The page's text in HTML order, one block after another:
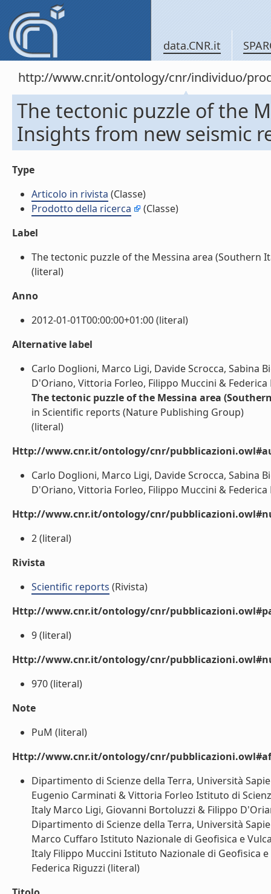
data.CNR.it
http://www.cnr.it/ontology/cnr/individuo/
The tectonic puzzle of the
Insights from new seismic
Type
Articolo in rivista (Classe)
Prodotto della ricerca
(Classe)
Label
The tectonic puzzle of the Messina area (Southern
(literal)
Anno
2012-01-01T00:00:00+01:00 (literal)
Alternative label
Carlo Doglioni, Marco Ligi, Davide Scrocca, Sabina
D'Oriano, Vittoria Forleo, Filippo Muccini & Federica
The tectonic puzzle of the Messina area
in Scientific reports (Nature Publishing Group)
(literal)
Http://www.cnr.it/ontology/cnr/
Carlo Doglioni, Marco Ligi, Davide Scrocca, Sabina
D'Oriano, Vittoria Forleo, Filippo Muccini & Federica
Http://www.cnr.it/ontology/cnr/
2 (literal)
Rivista
Scientific reports (Rivista)
Http://www.cnr.it/ontology/cnr/
9 (literal)
Http://www.cnr.it/ontology/cnr/
970 (literal)
Note
PuM (literal)
Http://www.cnr.it/ontology/cnr/
Dipartimento di Scienze della Terra, Università
Eugenio Carminati & Vittoria Forleo Istituto di
Italy Marco Ligi, Giovanni Bortoluzzi & Filippo
Dipartimento di Scienze della Terra, Università
Marco Cuffaro Istituto Nazionale di Geofisica e
Italy Filippo Muccini Istituto Nazionale di Geofisica
Federica Riguzzi (literal)